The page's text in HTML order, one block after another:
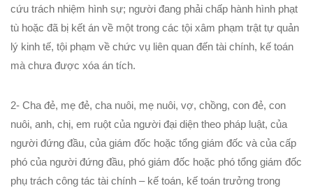
cứu trách nhiệm hình sự; người đang phải chấp hành hình phạt
tù hoặc đã bị kết án về một trong các tội xâm phạm trật tự quản
lý kinh tế, tội phạm về chức vụ liên quan đến tài chính, kế toán
mà chưa được xóa án tích.
2- Cha đẻ, mẹ đẻ, cha nuôi, mẹ nuôi, vợ, chồng, con đẻ, con
nuôi, anh, chị, em ruột của người đại diện theo pháp luật, của
người đứng đầu, của giám đốc hoặc tổng giám đốc và của cấp
phó của người đứng đầu, phó giám đốc hoặc phó tổng giám đốc
phụ trách công tác tài chính – kế toán, kế toán trưởng trong